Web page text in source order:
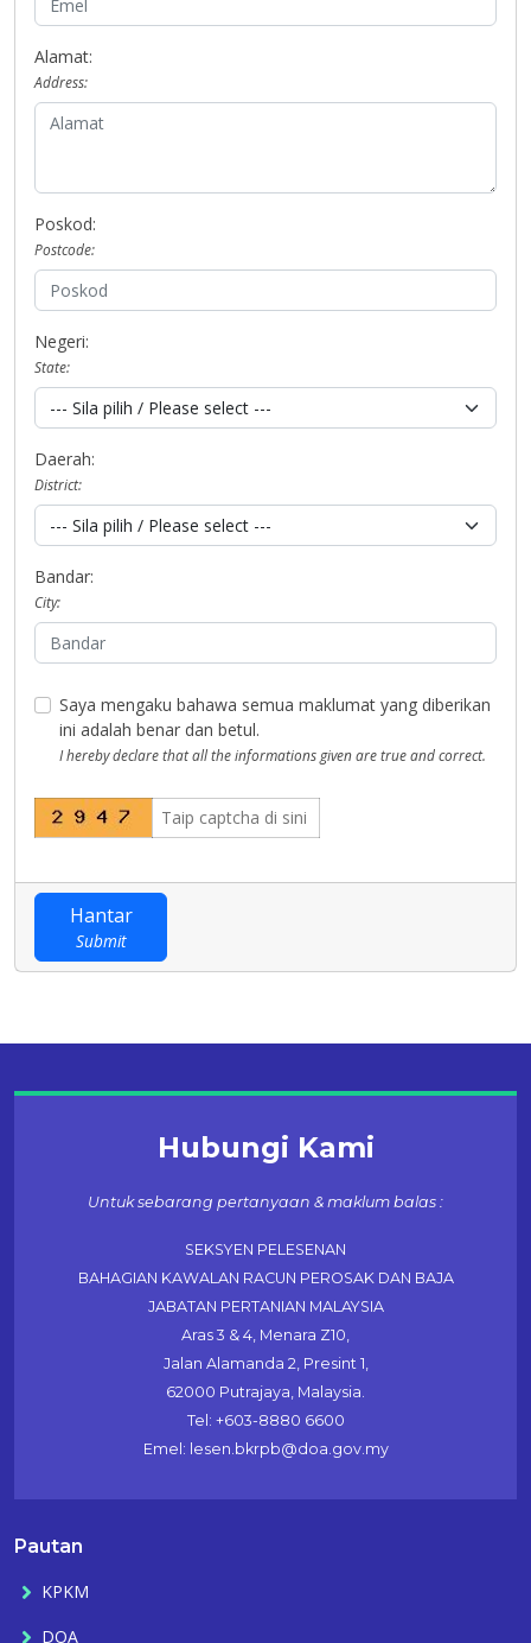
Alamat:
Address:
Poskod:
Postcode:
Negeri:
State:
Daerah:
District:
Bandar:
City:
Saya mengaku bahawa semua maklumat yang diberikan
ini adalah benar dan betul.
I hereby declare that all the informations given are true and correct.
Hantar
Submit
Hubungi Kami
Untuk sebarang pertanyaan & maklum balas :
SEKSYEN PELESENAN
BAHAGIAN KAWALAN RACUN PEROSAK DAN BAJA
JABATAN PERTANIAN MALAYSIA
Aras 3 & 4, Menara Z10,
Jalan Alamanda 2, Presint 1,
62000 Putrajaya, Malaysia.
Tel: +603-8880 6600
Emel: lesen.bkrpb@doa.gov.my
Pautan
KPKM
DOA